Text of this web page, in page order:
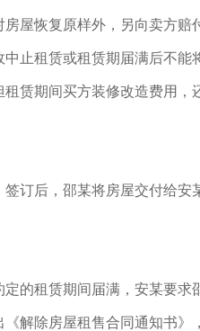
屋恢复原样外，另向卖方赔
中止租赁或租赁期届满后不能
赁期间买方装修改造费用，
后，邵某将房屋交付给安
的租赁期间届满，安某要求
解除房屋租售合同通知书》